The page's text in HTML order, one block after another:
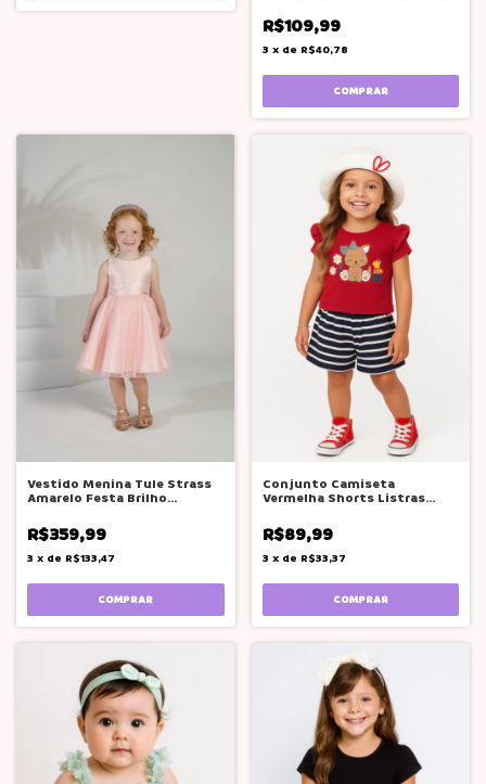
R$109,99
3 x de R$40,78
COMPRAR
Vestido Menina Tule Strass
Amarelo Festa Brilho
R$359,99
3 x de R$133,47
COMPRAR
Conjunto Camiseta
Vermelha Shorts Listras
R$89,99
3 x de R$33,37
COMPRAR